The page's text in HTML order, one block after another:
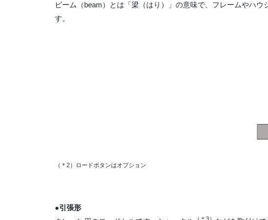
ビーム（beam）とは「梁（はり）」の意味で、フレームやハ
す。
（＊2）ロードボタンはオプション
●引張形